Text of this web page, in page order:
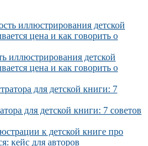
иллюстрирования детской
цена и как говорить о
для детской книги: 7 советов